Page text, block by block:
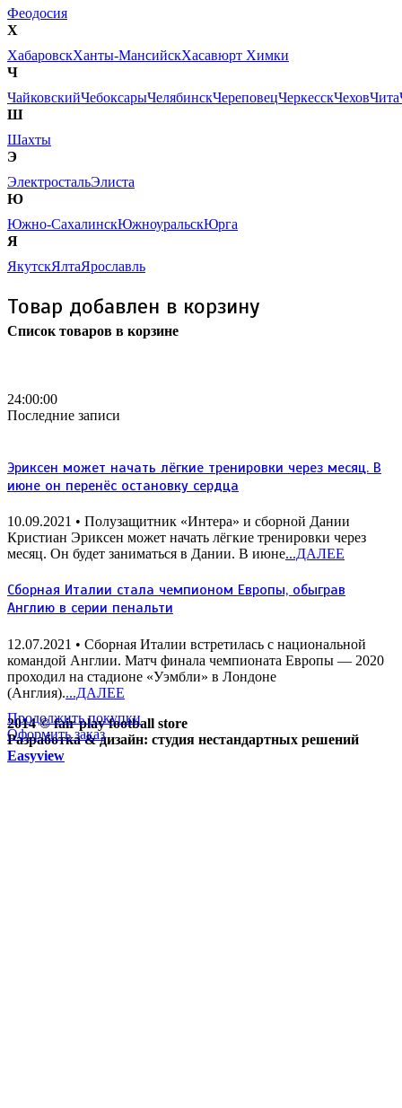
Феодосия
Х
ХабаровскХанты-МансийскХасавюрт Химки
Ч
ЧайковскийЧебоксарыЧелябинскЧереповецЧеркесскЧеховЧита
Ш
Шахты
Э
ЭлектростальЭлиста
Ю
Южно-СахалинскЮжноуральскЮрга
Я
ЯкутскЯлтаЯрославль
Товар добавлен в корзину
Список товаров в корзине
Продолжить покупки
Оформить заказ
24:00:00
Последние записи
Эриксен может начать лёгкие тренировки через месяц. В
июне он перенёс остановку сердца
10.09.2021 • Полузащитник «Интера» и сборной Дании
Кристиан Эриксен может начать лёгкие тренировки через
месяц. Он будет заниматься в Дании. В июне...ДАЛЕЕ
Сборная Италии стала чемпионом Европы, обыграв
Англию в серии пенальти
12.07.2021 • Сборная Италии встретилась с национальной
командой Англии. Матч финала чемпионата Европы — 2020
проходил на стадионе «Уэмбли» в Лондоне
(Англия)....ДАЛЕЕ
2014 © fair play football store
Разработка & дизайн: студия нестандартных решений
Easyview